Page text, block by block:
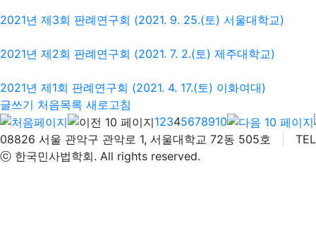
2021년 제3회 판례연구회 (2021. 9. 25.(토) 서울대학교)
2021년 제2회 판례연구회 (2021. 7. 2.(토) 제주대학교)
2021년 제1회 판례연구회 (2021. 4. 17.(토) 이화여대)
글쓰기 처음목록 새로고침
12345678910
08826 서울 관악구 관악로 1, 서울대학교 72동 505호
ⓒ 한국민사법학회. All rights reserved.